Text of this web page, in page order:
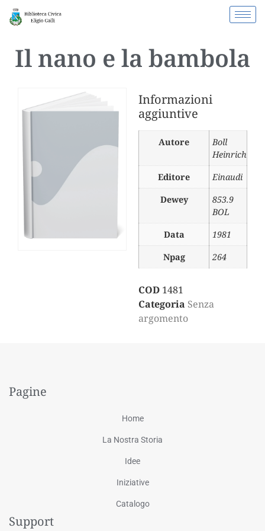
Il nano e la bambola
Informazioni
aggiuntive
Autore
Boll
Heinrich
Editore
Einaudi
Dewey
853.9
BOL
Data
1981
Npag
264
COD 1481
Categoria Senza
argomento
Pagine
Home
La Nostra Storia
Idee
Iniziative
Catalogo
Support